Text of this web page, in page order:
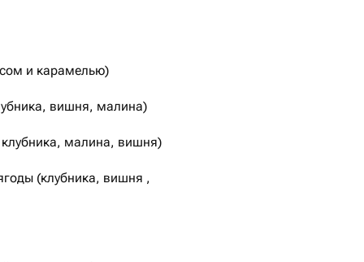
и карамелью)
вишня, малина)
малина, вишня)
(клубника, вишня ,